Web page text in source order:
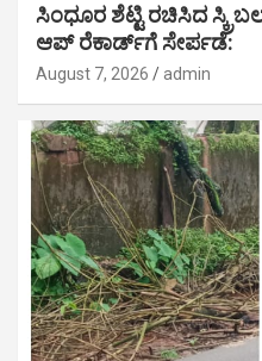
ಸಿಂಧೂರ ಶೆಟ್ಟಿ ರಚಿಸಿದ
ಆಪ್ ರೆಕಾರ್ಡ್‌ಗೆ ಸೇರ್ಪಡೆ:
August 7, 2026 admin